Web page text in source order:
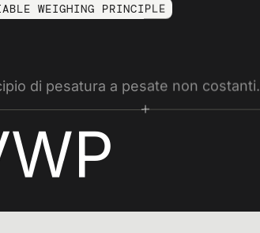
WEIGHING PRINCIPLE
di pesatura a pesate non costanti.